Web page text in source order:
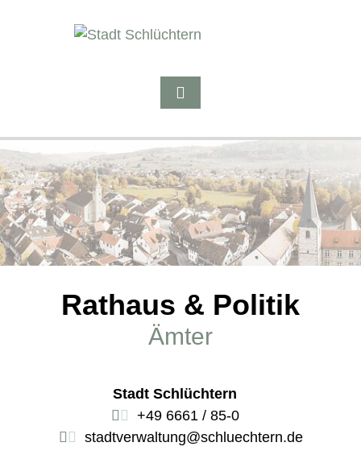
Rathaus & Politik
Ämter
Stadt Schlüchtern
+49 6661 / 85-0
stadtverwaltung@schluechtern.de